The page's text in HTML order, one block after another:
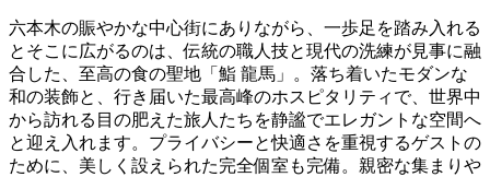
六本木の賑やかな中心街にありながら、一歩足を踏み入れる
とそこに広がるのは、伝統の職人技と現代の洗練が見事に融
合した、至高の食の聖地「鮨 龍馬」。落ち着いたモダンな
和の装飾と、行き届いた最高峰のホスピタリティで、世界中
から訪れる目の肥えた旅人たちを静謐でエレガントな空間へ
と迎え入れます。プライバシーと快適さを重視するゲストの
ために、美しく設えられた完全個室も完備。親密な集まりや